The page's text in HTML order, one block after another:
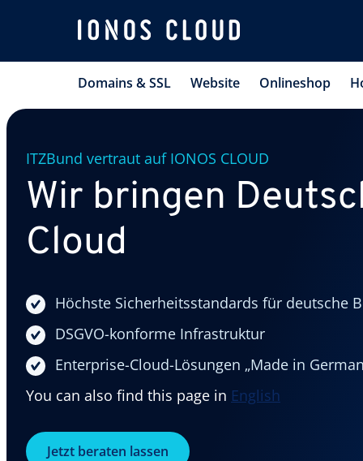
Domains & SSL Website Onlineshop
ITZBund vertraut auf IONOS CLOUD
Wir bringen
Cloud
Höchste Sicherheitsstandards für deutsche
DSGVO-konforme Infrastruktur
Enterprise-Cloud-Lösungen „Made in
You can also find this page in English
Jetzt beraten lassen